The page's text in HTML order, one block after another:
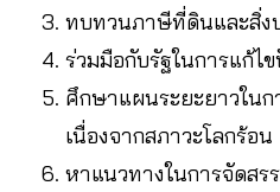
ทบทวนภาษีที่ดินและสิ่ง
ร่วมมือกับรัฐในการแก้ไ
ศึกษาแผนระยะยาวใน
เนื่องจากสภาวะโลกร้อน
หาแนวทางในการจัดส